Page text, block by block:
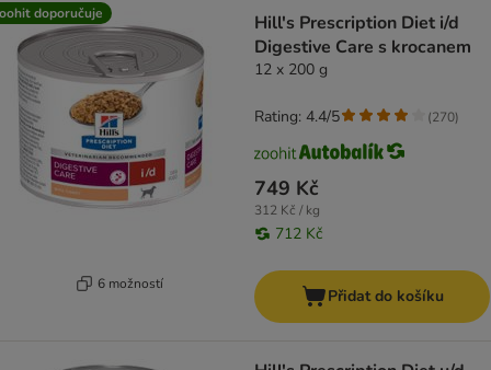
doporučuje
6 možností
Hill's Prescription Diet i/d
Digestive Care s krocanem
12 x 200 g
749 Kč
312 Kč / kg
712 Kč
Rating: 4.4/5 (270)
Přidat do košíku